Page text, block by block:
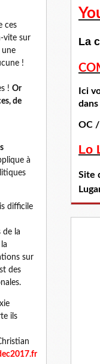
ces
vite sur
une
!
! Or
de
à
difficile
de la
sur
des
ils
La
Ici
OC /
Lo
Site